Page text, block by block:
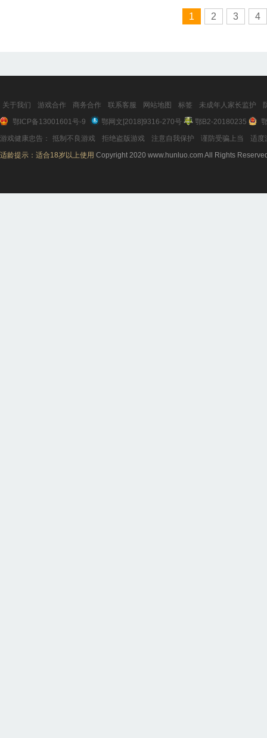
1 2 3 4
关于我们 游戏合作 商务合作 联系客服 网站地图 标签 未成年人家长监护
鄂ICP备13001601号-9
鄂网文[2018]9316-270号 鄂B2-20180235
游戏健康忠告：
抵制不良游戏 拒绝盗版游戏 注意自我保护 谨防受骗上当
适
适龄提示：适合18岁以上使用 Copyright 2020 www.hunluo.com All Rights